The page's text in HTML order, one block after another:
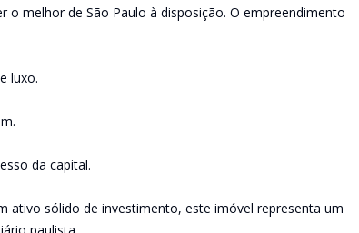
o melhor de São Paulo à disposição. O empreendimento
luxo.
da capital.
ativo sólido de investimento, este imóvel representa um